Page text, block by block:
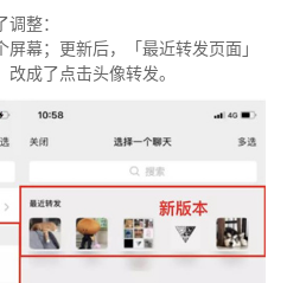
整：
幕；更新后，「最近转发页面」
成了点击头像转发。